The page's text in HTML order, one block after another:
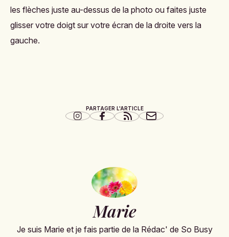
les flèches juste au-dessus de la photo ou faites juste
glisser votre doigt sur votre écran de la droite vers la
gauche.
PARTAGER L'ARTICLE
Marie
Je suis Marie et je fais partie de la Rédac' de So Busy